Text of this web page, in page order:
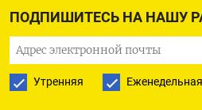
ПОДПИШИТЕСЬ НА НАШУ
Утренняя Еженедельная
Кремль позжеподтвердил,
могут перенести на